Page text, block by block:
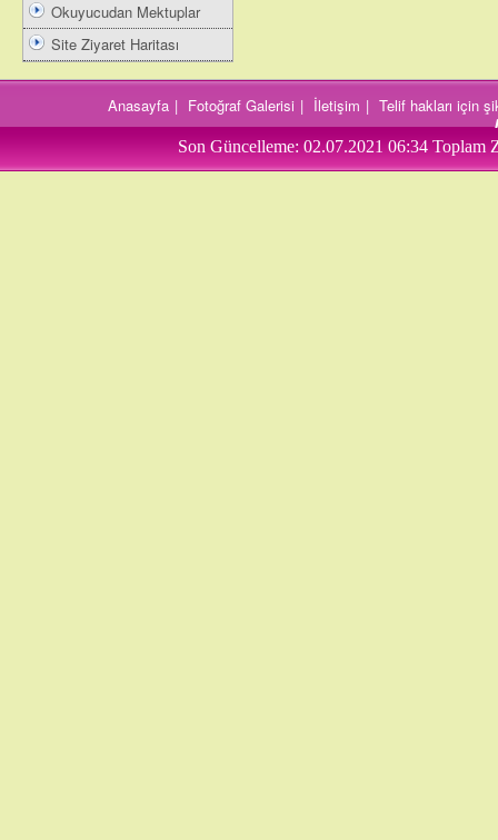
Okuyucudan Mektuplar
Site Ziyaret Haritası
Anasayfa | Fotoğraf Galerisi | İletişim | Telif hakları için
Son Güncelleme: 02.07.2021 06:34 Toplam